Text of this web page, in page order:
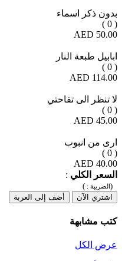
بدون ذكر اسماء
( 0 )
50.00 AED
ابابيل طبعة النار
( 0 )
114.00 AED
لا تنظر الى تفاحتي
( 0 )
45.00 AED
ارى من انبوب
( 0 )
40.00 AED
السعر الكلي :
(الضريبة : )
اشتري الآن
أضف إلى العربة
كتب مشابهة
عرض الكل